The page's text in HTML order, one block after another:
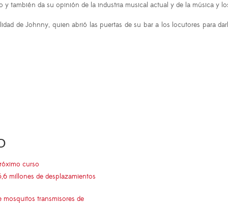
también da su opinión de la industria musical actual y de la música y
de Johnny, quien abrió las puertas de su bar a los locutores para
curso
millones de desplazamientos
transmisores de